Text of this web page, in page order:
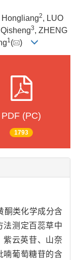
Hongliang2, LUO
3, ZHENG
1 ( )
PDF (PC)
1793
酮类化学成分含
法测定百蕊草中
紫云英苷、山奈
喃葡萄糖苷的含